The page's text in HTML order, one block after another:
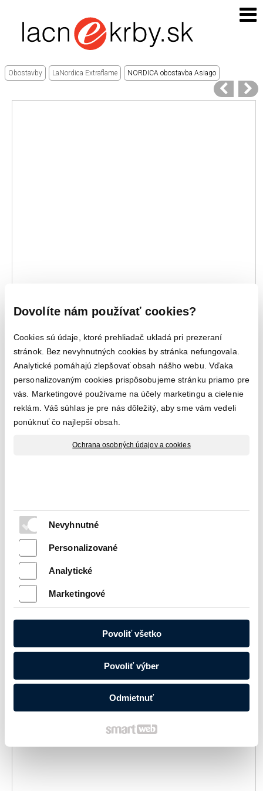
Obostavby LaNordica Extraflame NORDICA obostavba Asiago
obostavba ASIAGO
teplovzdušné krbové kachle
Charakteristika
na otázku
Dovolíte nám používať cookies?
Cookies sú údaje, ktoré prehliadač ukladá pri prezeraní
stránok. Bez nevyhnutných cookies by stránka nefungovala.
Analytické pomáhajú zlepšovať obsah nášho webu. Vďaka
personalizovaným cookies prispôsobujeme stránku priamo pre
vás. Marketingové používame na účely marketingu a cielenie
reklám. Váš súhlas je pre nás dôležitý, aby sme vám vedeli
ponúknuť čo najlepší obsah.
Ochrana osobných údajov a cookies
Nevyhnutné
Personalizované
Analytické
Marketingové
Odmietnuť
Povoliť výber
Povoliť všetko